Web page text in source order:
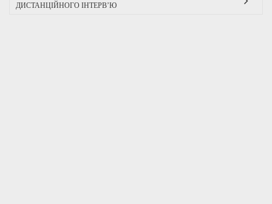
ДИСТАНЦІЙНОГО ІНТЕРВ’Ю